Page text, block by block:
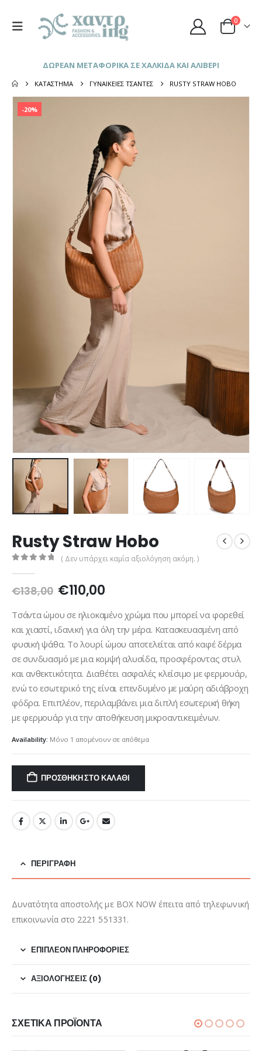
0
ΔΩΡΕΑΝ ΜΕΤΑΦΟΡΙΚΑ ΣΕ ΧΑΛΚΙΔΑ ΚΑΙ ΑΛΙΒΕΡΙ
ΚΑΤΆΣΤΗΜΑ ΓΥΝΑΙΚΕΊΕΣ ΤΣΆΝΤΕΣ RUSTY STRAW HOBO
-20%
Rusty Straw Hobo
( Δεν υπάρχει καμία αξιολόγηση ακόμη. )
€138,00 Original
price
was:
€138,00.
€110,00Η
τιμή
είναι:
€110,00.
Τσάντα ώμου σε ηλιοκαμένο χρώμα που μπορεί να φορεθεί
και χιαστί, ιδανική για όλη την μέρα. Κατασκευασμένη από
φυσική ψάθα. Το λουρί ώμου αποτελείται από καφέ δέρμα
σε συνδυασμό με μια κομψή αλυσίδα, προσφέροντας στυλ
και ανθεκτικότητα. Διαθέτει ασφαλές κλείσιμο με φερμουάρ,
ενώ το εσωτερικό της είναι επενδυμένο με μαύρη αδιάβροχη
φόδρα. Επιπλέον, περιλαμβάνει μια διπλή εσωτερική θήκη
με φερμουάρ για την αποθήκευση μικροαντικειμένων.
Availability: Μόνο 1 απομένουν σε απόθεμα
ΠΡΟΣΘΉΚΗ ΣΤΟ ΚΑΛΆΘΙ
ΠΕΡΙΓΡΑΦΉ
Δυνατότητα αποστολής με BOX NOW έπειτα από τηλεφωνική
επικοινωνία στο 2221 551331.
ΕΠΙΠΛΈΟΝ ΠΛΗΡΟΦΟΡΊΕΣ
ΑΞΙΟΛΟΓΉΣΕΙΣ (0)
ΣΧΕΤΙΚΆ ΠΡΟΪΌΝΤΑ